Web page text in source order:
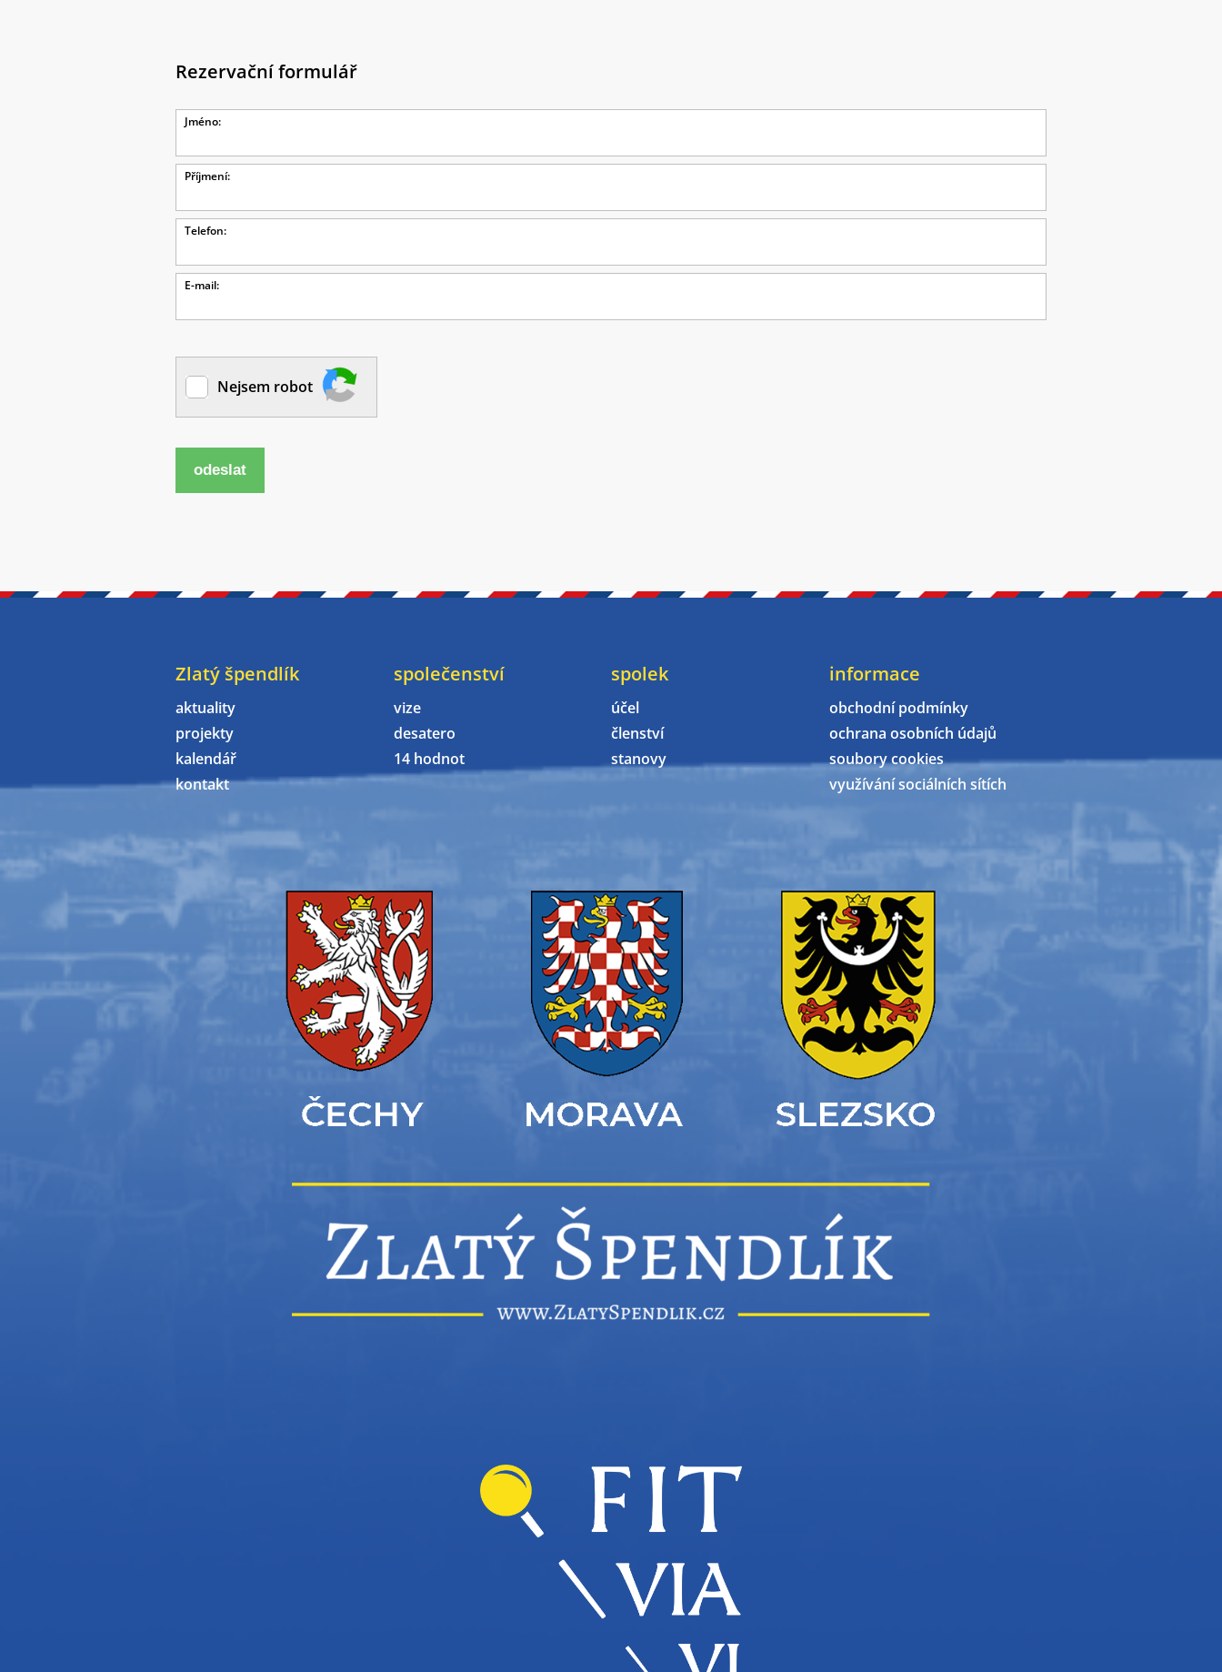
Rezervační formulář
Jméno:
Příjmení:
Telefon:
E-mail:
Nejsem robot
odeslat
Zlatý špendlík
aktuality
projekty
kalendář
kontakt
společenství
vize
desatero
14 hodnot
spolek
účel
členství
stanovy
informace
obchodní podmínky
ochrana osobních údajů
soubory cookies
využívání sociálních sítích